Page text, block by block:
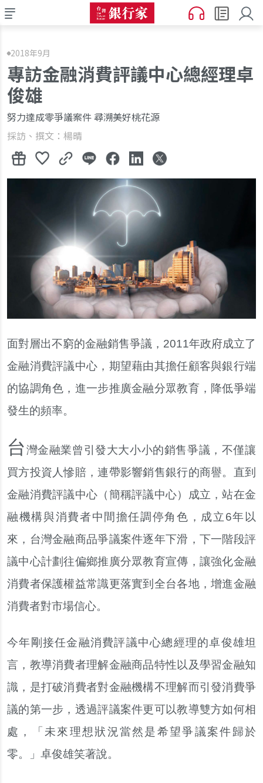
2018年9月
專訪金融消費評議中心總經理卓
俊雄
努力達成零爭議案件 尋溯美好桃花源
採訪、撰文：楊晴
面對層出不窮的金融銷售爭議，2011年政府成立了
金融消費評議中心，期望藉由其擔任顧客與銀行端
的協調角色，進一步推廣金融分眾教育，降低爭端
發生的頻率。
台灣金融業曾引發大大小小的銷售爭議，不僅讓
買方投資人慘賠，連帶影響銷售銀行的商譽。直到
金融消費評議中心（簡稱評議中心）成立，站在金
融機構與消費者中間擔任調停角色，成立6年以
來，台灣金融商品爭議案件逐年下滑，下一階段評
議中心計劃往偏鄉推廣分眾教育宣傳，讓強化金融
消費者保護權益常識更落實到全台各地，增進金融
消費者對市場信心。
今年剛接任金融消費評議中心總經理的卓俊雄坦
言，教導消費者理解金融商品特性以及學習金融知
識，是打破消費者對金融機構不理解而引發消費爭
議的第一步，透過評議案件更可以教導雙方如何相
處，「未來理想狀況當然是希望爭議案件歸於
零。」卓俊雄笑著說。